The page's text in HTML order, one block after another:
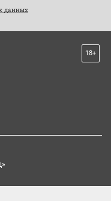
данных
18+